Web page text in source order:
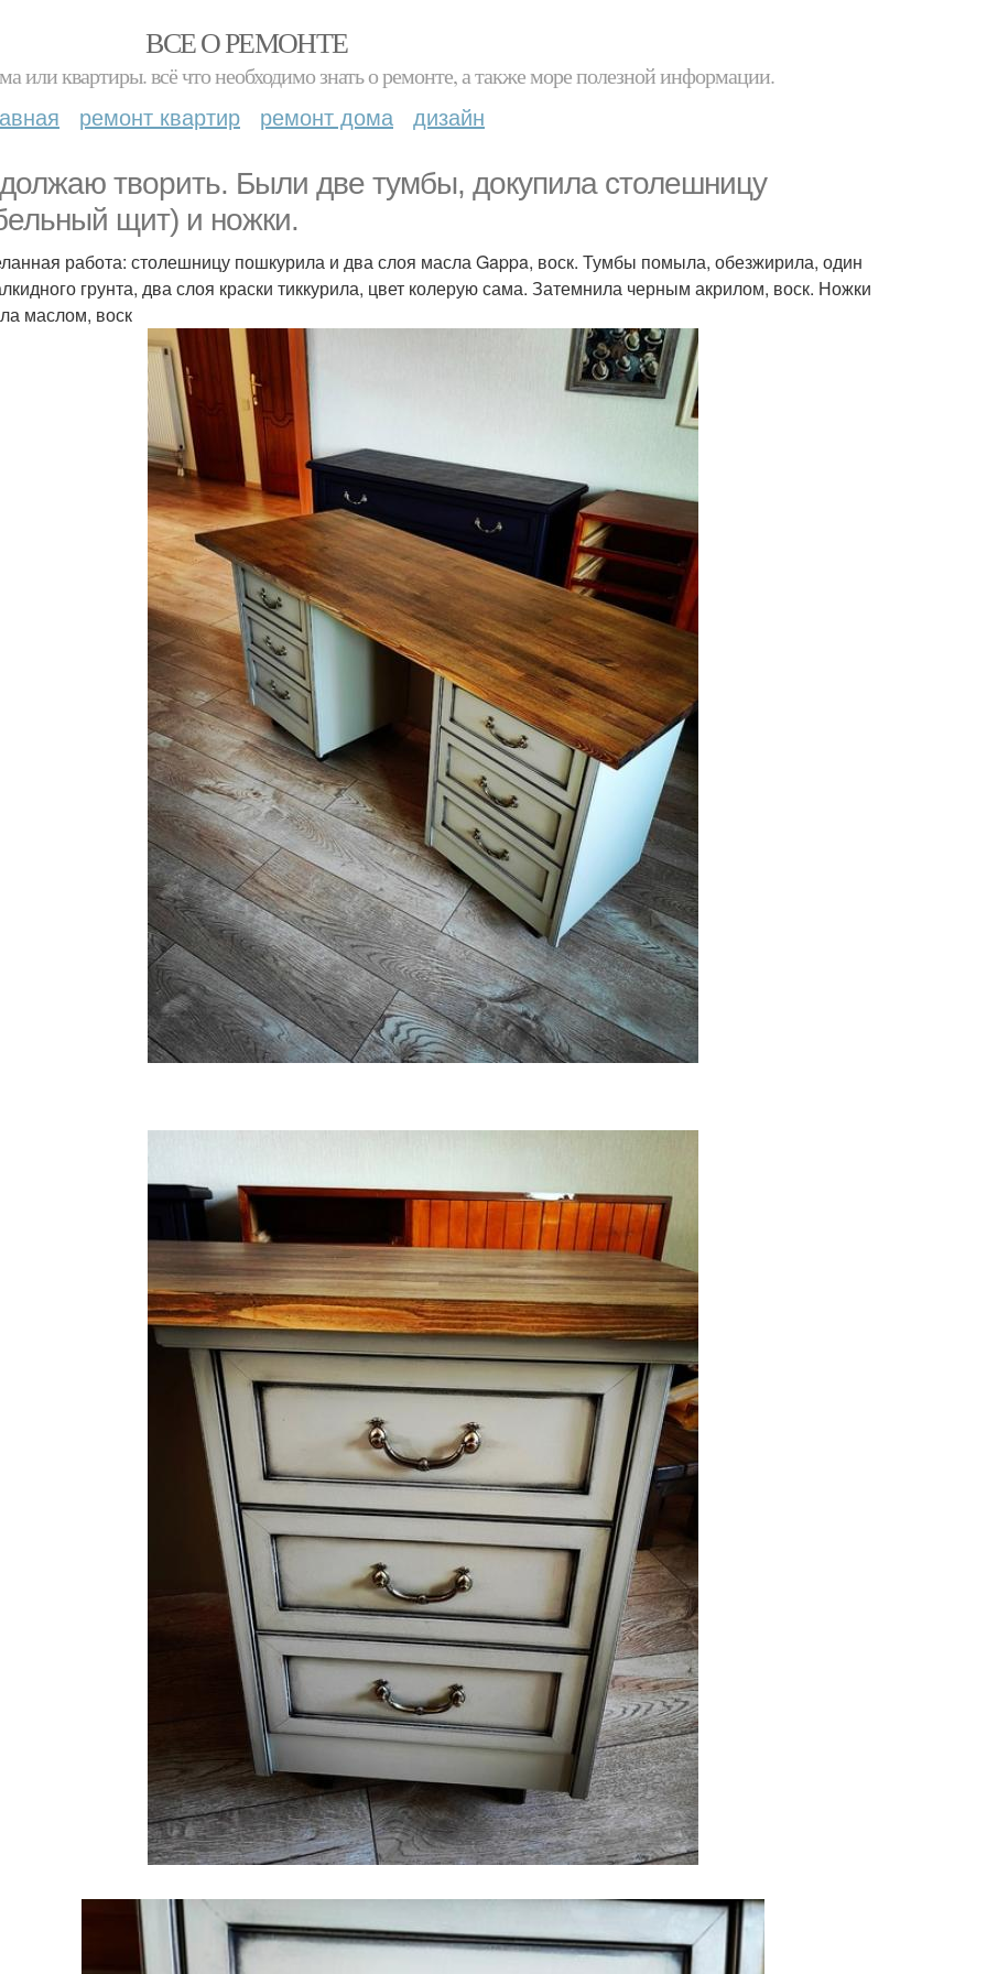
ВСЕ О РЕМОНТЕ
или квартиры. всё что необходимо знать о ремонте, а также море полезной информации.
ремонт квартир ремонт дома дизайн
творить. Были две тумбы, докупила столешницу
щит) и ножки.
работа: столешницу пошкурила и два слоя масла Gappa, воск. Тумбы помыла, обезжирила, один
грунта, два слоя краски тиккурила, цвет колерую сама. Затемнила черным акрилом, воск. Ножки
маслом, воск